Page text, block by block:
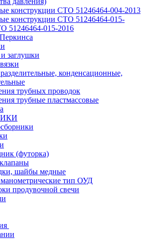
конструкции СТО 51246464-004-2013
конструкции СТО 51246464-015-
51246464-015-2016
заглушки
конденсационные,
трубных проводок
трубные пластмассовые
(футорка)
шайбы медные
тип ОУД
продувочной свечи